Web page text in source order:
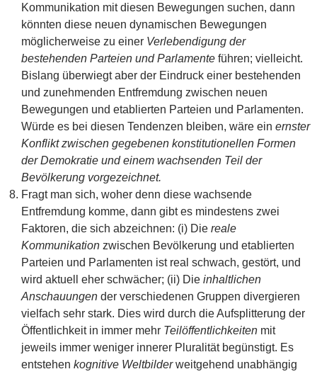
Kommunikation mit diesen Bewegungen suchen, dann
könnten diese neuen dynamischen Bewegungen
möglicherweise zu einer Verlebendigung der
bestehenden Parteien und Parlamente führen; vielleicht.
Bislang überwiegt aber der Eindruck einer bestehenden
und zunehmenden Entfremdung zwischen neuen
Bewegungen und etablierten Parteien und Parlamenten.
Würde es bei diesen Tendenzen bleiben, wäre ein ernster
Konflikt zwischen gegebenen konstitutionellen Formen
der Demokratie und einem wachsenden Teil der
Bevölkerung vorgezeichnet.
Fragt man sich, woher denn diese wachsende
Entfremdung komme, dann gibt es mindestens zwei
Faktoren, die sich abzeichnen: (i) Die reale
Kommunikation zwischen Bevölkerung und etablierten
Parteien und Parlamenten ist real schwach, gestört, und
wird aktuell eher schwächer; (ii) Die inhaltlichen
Anschauungen der verschiedenen Gruppen divergieren
vielfach sehr stark. Dies wird durch die Aufsplitterung der
Öffentlichkeit in immer mehr Teilöffentlichkeiten mit
jeweils immer weniger innerer Pluralität begünstigt. Es
entstehen kognitive Weltbilderweitgehend unabhängig